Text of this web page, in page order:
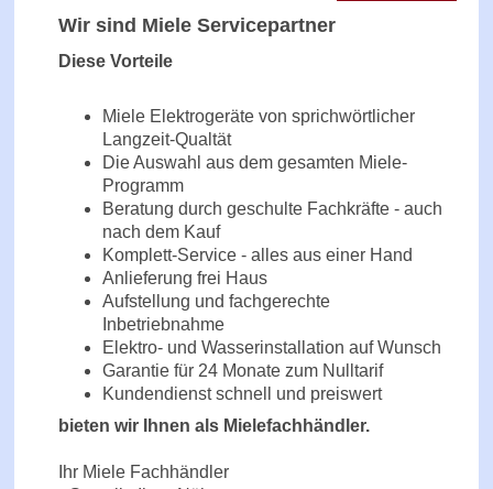
Wir sind Miele Servicepartner
Diese Vorteile
Miele Elektrogeräte von sprichwörtlicher
Langzeit-Qualtät
Die Auswahl aus dem gesamten Miele-
Programm
Beratung durch geschulte Fachkräfte - auch
nach dem Kauf
Komplett-Service - alles aus einer Hand
Anlieferung frei Haus
Aufstellung und fachgerechte
Inbetriebnahme
Elektro- und Wasserinstallation auf Wunsch
Garantie für 24 Monate zum Nulltarif
Kundendienst schnell und preiswert
bieten wir Ihnen als Mielefachhändler.
Ihr Miele Fachhändler